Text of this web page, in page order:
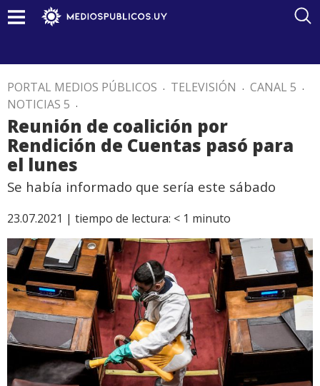
PORTAL MEDIOS PÚBLICOS . TELEVISIÓN . CANAL 5 .
NOTICIAS 5 .
Reunión de coalición por
Rendición de Cuentas pasó para
el lunes
Se había informado que sería este sábado
23.07.2021 | tiempo de lectura: < 1 minuto